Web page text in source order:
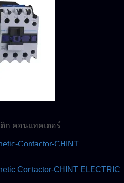
ติก คอนแทคเตอร์
Contactor-CHINT